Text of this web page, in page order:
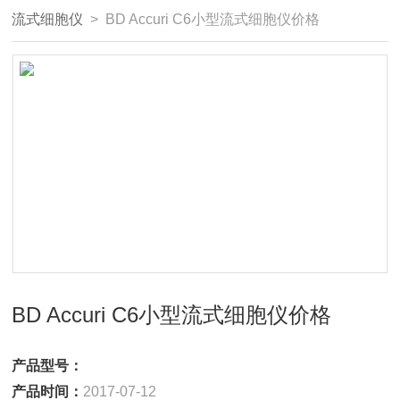
流式细胞仪 > BD Accuri C6小型流式细胞仪价格
BD Accuri C6小型流式细胞仪价格
产品型号：
产品时间： 2017-07-12